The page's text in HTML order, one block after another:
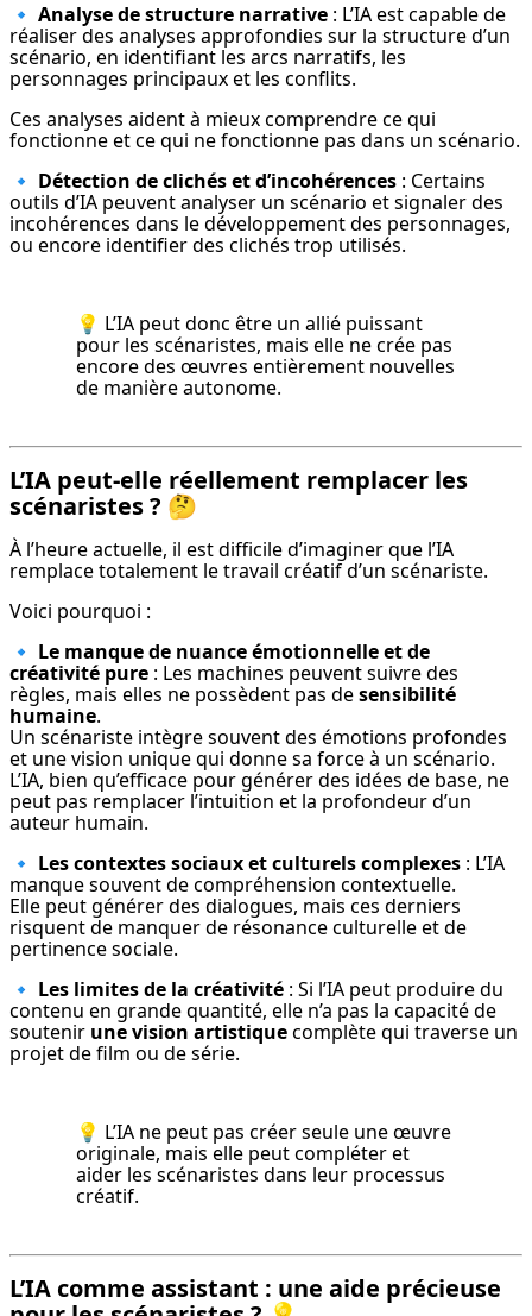
🔹 Analyse de structure narrative : L’IA est capable de
réaliser des analyses approfondies sur la structure d’un
scénario, en identifiant les arcs narratifs, les
personnages principaux et les conflits.
Ces analyses aident à mieux comprendre ce qui
fonctionne et ce qui ne fonctionne pas dans un scénario.
🔹 Détection de clichés et d’incohérences : Certains
outils d’IA peuvent analyser un scénario et signaler des
incohérences dans le développement des personnages,
ou encore identifier des clichés trop utilisés.
💡 L’IA peut donc être un allié puissant
pour les scénaristes, mais elle ne crée pas
encore des œuvres entièrement nouvelles
de manière autonome.
L’IA peut-elle réellement remplacer les
scénaristes ? 🤔
À l’heure actuelle, il est difficile d’imaginer que l’IA
remplace totalement le travail créatif d’un scénariste.
Voici pourquoi :
🔹 Le manque de nuance émotionnelle et de
créativité pure : Les machines peuvent suivre des
règles, mais elles ne possèdent pas de sensibilité
humaine.
Un scénariste intègre souvent des émotions profondes
et une vision unique qui donne sa force à un scénario.
L’IA, bien qu’efficace pour générer des idées de base, ne
peut pas remplacer l’intuition et la profondeur d’un
auteur humain.
🔹 Les contextes sociaux et culturels complexes : L’IA
manque souvent de compréhension contextuelle.
Elle peut générer des dialogues, mais ces derniers
risquent de manquer de résonance culturelle et de
pertinence sociale.
🔹 Les limites de la créativité : Si l’IA peut produire du
contenu en grande quantité, elle n’a pas la capacité de
soutenir une vision artistique complète qui traverse un
projet de film ou de série.
💡 L’IA ne peut pas créer seule une œuvre
originale, mais elle peut compléter et
aider les scénaristes dans leur processus
créatif.
L’IA comme assistant : une aide précieuse